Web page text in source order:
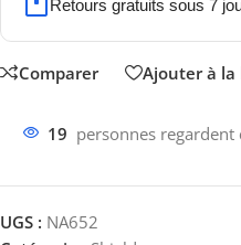
Retours gratuits sous 7
Comparer Ajouter à la
19 personnes
UGS : NA652